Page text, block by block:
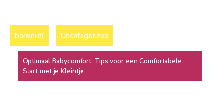
bemini.nl Uncategorized
Optimaal Babycomfort: Tips voor een Comfortabele
Start met je Kleintje